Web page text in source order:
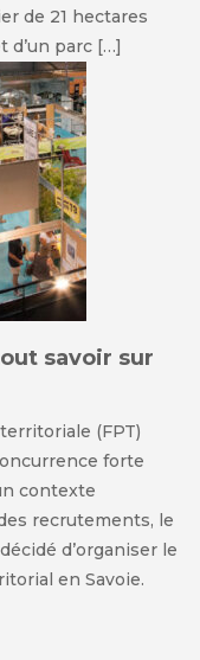
de 21 hectares
d’un parc […]
savoir sur
(FPT)
forte
contexte
recrutements, le
d’organiser le
en Savoie.